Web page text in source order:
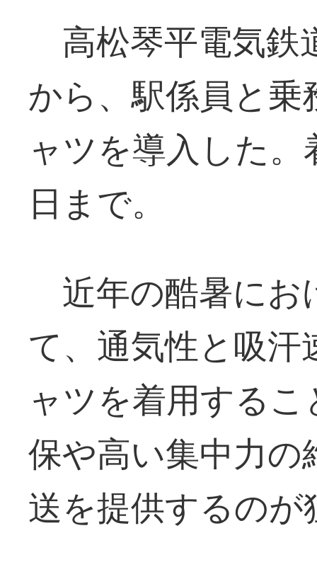
高松琴平電気鉄
から、駅係員と
ャツを導入した
日まで。
近年の酷暑にお
て、通気性と吸
ャツを着用する
保や高い集中力
送を提供するのが